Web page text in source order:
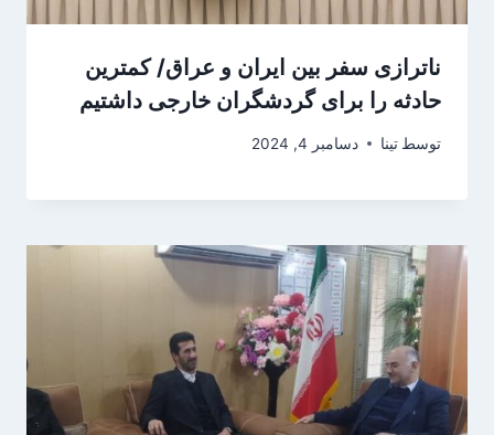
ناترازی سفر بین ایران و عراق/ کمترین
حادثه را برای گردشگران خارجی داشتیم
توسط تینا دسامبر 4, 2024